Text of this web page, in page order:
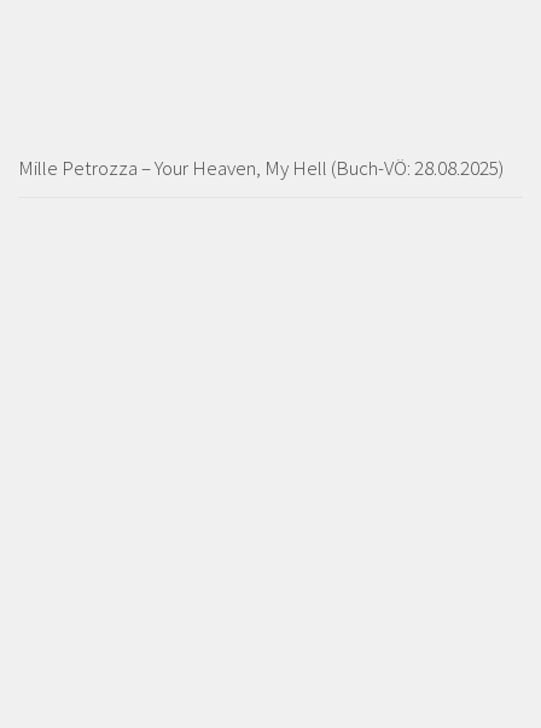
Mille Petrozza – Your Heaven, My Hell (Buch-VÖ: 28.08.2025)